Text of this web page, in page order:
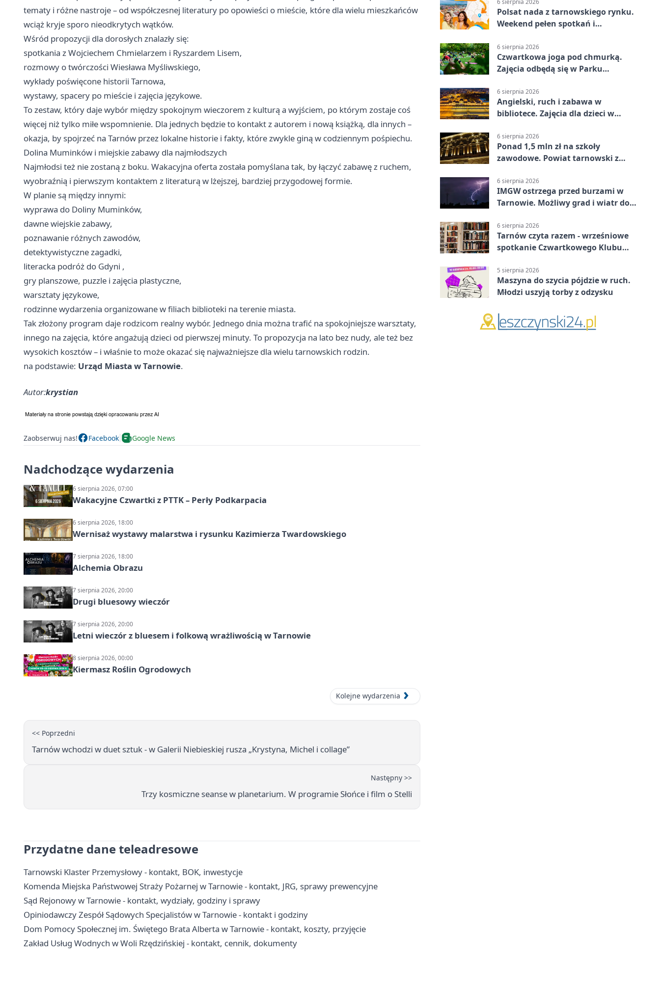
tematy i różne nastroje – od współczesnej literatury po opowieści o mieście, które dla wielu mieszkańców
wciąż kryje sporo nieodkrytych wątków.
Wśród propozycji dla dorosłych znalazły się:
spotkania z Wojciechem Chmielarzem i Ryszardem Lisem,
rozmowy o twórczości Wiesława Myśliwskiego,
wykłady poświęcone historii Tarnowa,
wystawy, spacery po mieście i zajęcia językowe.
To zestaw, który daje wybór między spokojnym wieczorem z kulturą a wyjściem, po którym zostaje coś
więcej niż tylko miłe wspomnienie. Dla jednych będzie to kontakt z autorem i nową książką, dla innych –
okazja, by spojrzeć na Tarnów przez lokalne historie i fakty, które zwykle giną w codziennym pośpiechu.
Dolina Muminków i miejskie zabawy dla najmłodszych
Najmłodsi też nie zostaną z boku. Wakacyjna oferta została pomyślana tak, by łączyć zabawę z ruchem,
wyobraźnią i pierwszym kontaktem z literaturą w lżejszej, bardziej przygodowej formie.
W planie są między innymi:
wyprawa do Doliny Muminków,
dawne wiejskie zabawy,
poznawanie różnych zawodów,
detektywistyczne zagadki,
literacka podróż do Gdyni ,
gry planszowe, puzzle i zajęcia plastyczne,
warsztaty językowe,
rodzinne wydarzenia organizowane w filiach biblioteki na terenie miasta.
Tak złożony program daje rodzicom realny wybór. Jednego dnia można trafić na spokojniejsze warsztaty,
innego na zajęcia, które angażują dzieci od pierwszej minuty. To propozycja na lato bez nudy, ale też bez
wysokich kosztów – i właśnie to może okazać się najważniejsze dla wielu tarnowskich rodzin.
na podstawie: Urząd Miasta w Tarnowie.
Autor:krystian
Zaobserwuj nas! Facebook Google News
Nadchodzące wydarzenia
6 sierpnia 2026, 07:00
Wakacyjne Czwartki z PTTK – Perły Podkarpacia
6 sierpnia 2026, 18:00
Wernisaż wystawy malarstwa i rysunku Kazimierza Twardowskiego
7 sierpnia 2026, 18:00
Alchemia Obrazu
7 sierpnia 2026, 20:00
Drugi bluesowy wieczór
7 sierpnia 2026, 20:00
Letni wieczór z bluesem i folkową wrażliwością w Tarnowie
8 sierpnia 2026, 00:00
Kiermasz Roślin Ogrodowych
Kolejne wydarzenia
<< Poprzedni
Tarnów wchodzi w duet sztuk - w Galerii Niebieskiej rusza „Krystyna, Michel i collage”
Następny >>
Trzy kosmiczne seanse w planetarium. W programie Słońce i film o Stelli
Przydatne dane teleadresowe
Tarnowski Klaster Przemysłowy - kontakt, BOK, inwestycje
Komenda Miejska Państwowej Straży Pożarnej w Tarnowie - kontakt, JRG, sprawy prewencyjne
Sąd Rejonowy w Tarnowie - kontakt, wydziały, godziny i sprawy
Opiniodawczy Zespół Sądowych Specjalistów w Tarnowie - kontakt i godziny
Dom Pomocy Społecznej im. Świętego Brata Alberta w Tarnowie - kontakt, koszty, przyjęcie
Zakład Usług Wodnych w Woli Rzędzińskiej - kontakt, cennik, dokumenty
6 sierpnia 2026
Polsat nada z tarnowskiego rynku.
Weekend pełen spotkań i
6 sierpnia 2026
Czwartkowa joga pod chmurką.
Zajęcia odbędą się w Parku
6 sierpnia 2026
Angielski, ruch i zabawa w
bibliotece. Zajęcia dla dzieci w
6 sierpnia 2026
Ponad 1,5 mln zł na szkoły
zawodowe. Powiat tarnowski z
6 sierpnia 2026
IMGW ostrzega przed burzami w
Tarnowie. Możliwy grad i wiatr do
6 sierpnia 2026
Tarnów czyta razem - wrześniowe
spotkanie Czwartkowego Klubu
5 sierpnia 2026
Maszyna do szycia pójdzie w ruch.
Młodzi uszyją torby z odzysku